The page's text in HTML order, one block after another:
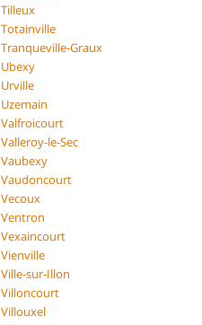
Tilleux
Totainville
Tranqueville-Graux
Ubexy
Urville
Uzemain
Valfroicourt
Valleroy-le-Sec
Vaubexy
Vaudoncourt
Vecoux
Ventron
Vexaincourt
Vienville
Ville-sur-Illon
Villoncourt
Villouxel